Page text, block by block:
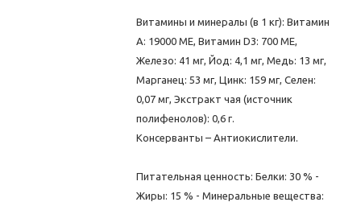
Витамины и минералы (в 1 кг): Витамин
A: 19000 ME, Витамин D3: 700 ME,
Железо: 41 мг, Йод: 4,1 мг, Медь: 13 мг,
Марганец: 53 мг, Цинк: 159 мг, Ceлeн:
0,07 мг, Экстракт чая (источник
полифенолов): 0,6 г.
Консерванты – Антиокислители.
Питательная ценность: Белки: 30 % -
Жиры: 15 % - Минеральные вещества: